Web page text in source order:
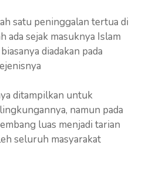
satu peninggalan tertua di
ada sejak masuknya Islam
diadakan pada
ditampilkan untuk
namun pada
luas menjadi tarian
seluruh masyarakat